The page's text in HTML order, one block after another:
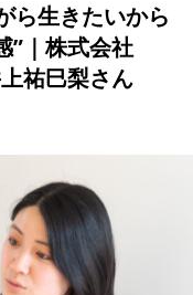
ら生きたいから
”｜株式会社
祐巳梨さん